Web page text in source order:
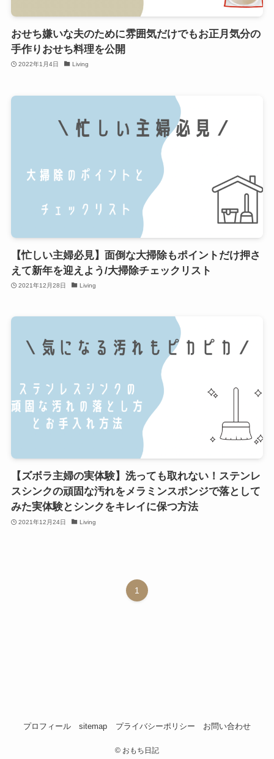
おせち嫌いな夫のために雰囲気だけでもお正月気分の
手作りおせち料理を公開
2022年1月4日 Living
【忙しい主婦必見】面倒な大掃除もポイントだけ押さ
えて新年を迎えよう/大掃除チェックリスト
2021年12月28日 Living
【ズボラ主婦の実体験】洗っても取れない！ステンレ
スシンクの頑固な汚れをメラミンスポンジで落として
みた実体験とシンクをキレイに保つ方法
2021年12月24日 Living
1
プロフィール sitemap プライバシーポリシー お問い合わせ
© おもち日記